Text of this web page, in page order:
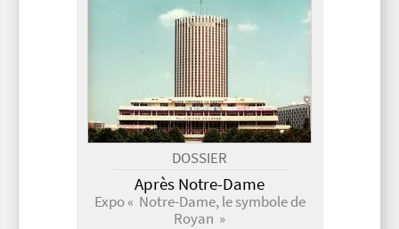
DOSSIER
Après Notre-Dame
Expo « Notre-Dame, le symbole de
Royan »